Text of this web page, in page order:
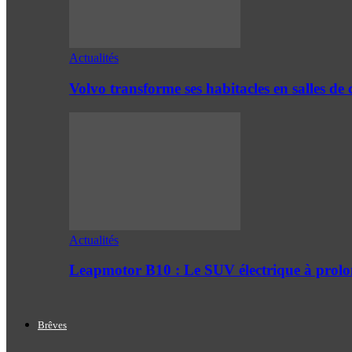
Actualités
Volvo transforme ses habitacles en salles
Actualités
Leapmotor B10 : Le SUV électrique à
Brêves